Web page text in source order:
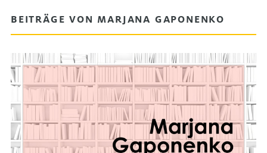
BEITRÄGE VON MARJANA GAPONENKO